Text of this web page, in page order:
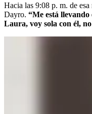
Hacia las 9:08 p. m. de
Dayro. “Me está
Laura, voy sola con él,